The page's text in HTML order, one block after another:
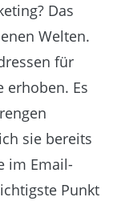
Das
Welten.
für
Es
sie bereits
im Email-
Punkt